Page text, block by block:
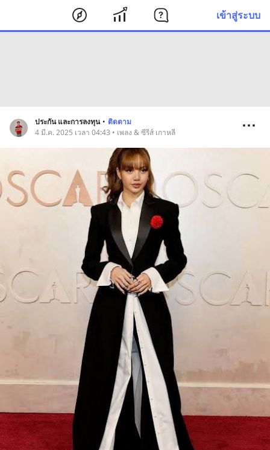
เข้าสู่ระบบ
ประกัน และการลงทุน • ติดตาม
4 มี.ค. 2025 เวลา 04:43 • เพลง & ซีรีส์ เกาหลี